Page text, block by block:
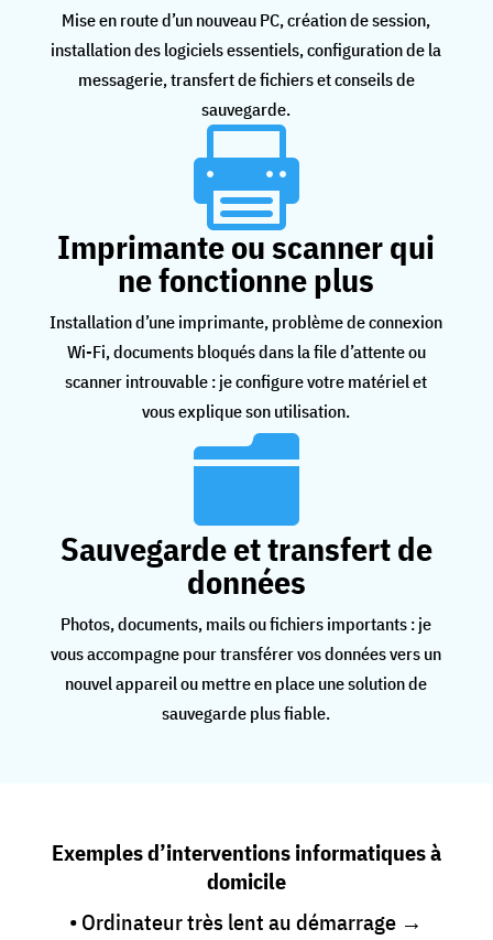
Mise en route d’un nouveau PC, création de session,
installation des logiciels essentiels, configuration de la
messagerie, transfert de fichiers et conseils de
sauvegarde.

Imprimante ou scanner qui
ne fonctionne plus
Installation d’une imprimante, problème de connexion
Wi-Fi, documents bloqués dans la file d’attente ou
scanner introuvable : je configure votre matériel et
vous explique son utilisation.

Sauvegarde et transfert de
données
Photos, documents, mails ou fichiers importants : je
vous accompagne pour transférer vos données vers un
nouvel appareil ou mettre en place une solution de
sauvegarde plus fiable.
Exemples d’interventions informatiques à
domicile
• Ordinateur très lent au démarrage →